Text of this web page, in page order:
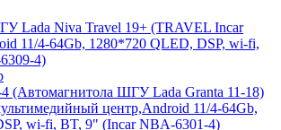
Lada Niva Travel 19+ (TRAVEL Incar
11/4-64Gb, 1280*720 QLED, DSP, wi-fi,
4)